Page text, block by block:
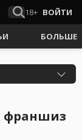
18+ ВОЙТИ
БОЛЬШЕ
франшиз